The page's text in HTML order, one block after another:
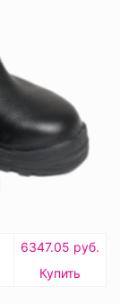
6347.05 руб.
Купить